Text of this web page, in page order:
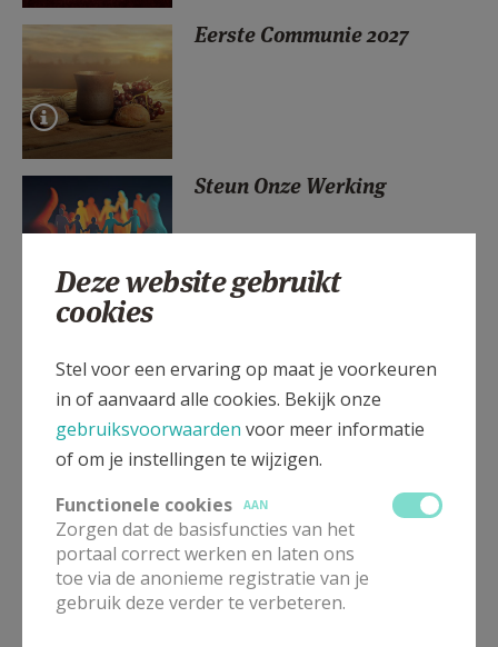
AANMELDEN OF REGISTREREN
Eerste Communie 2027
Steun Onze Werking
Vormsel 2027
Deze website gebruikt
cookies
Stel voor een ervaring op maat je voorkeuren
in of aanvaard alle cookies. Bekijk onze
gebruiksvoorwaarden voor meer informatie
of om je instellingen te wijzigen.
Functionele cookies
AAN
Zorgen dat de basisfuncties van het
portaal correct werken en laten ons
toe via de anonieme registratie van je
gebruik deze verder te verbeteren.